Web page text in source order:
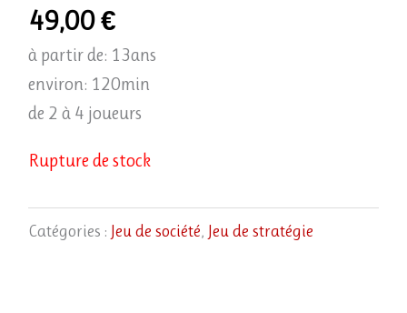
49,00€
à partir de: 13ans
environ: 120min
de 2 à 4 joueurs
Rupture de stock
Catégories : Jeu de société, Jeu de stratégie